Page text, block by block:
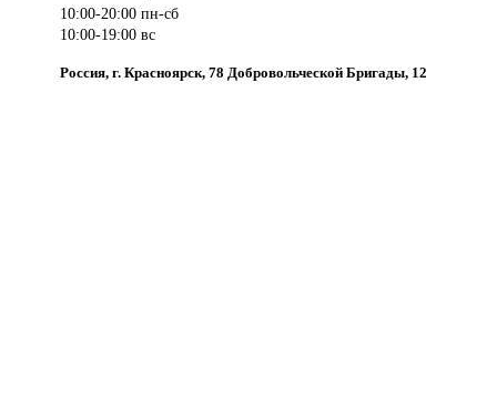
10:00-20:00 пн-сб
10:00-19:00 вс
Россия, г. Красноярск, 78 Добровольческой Бригады, 12